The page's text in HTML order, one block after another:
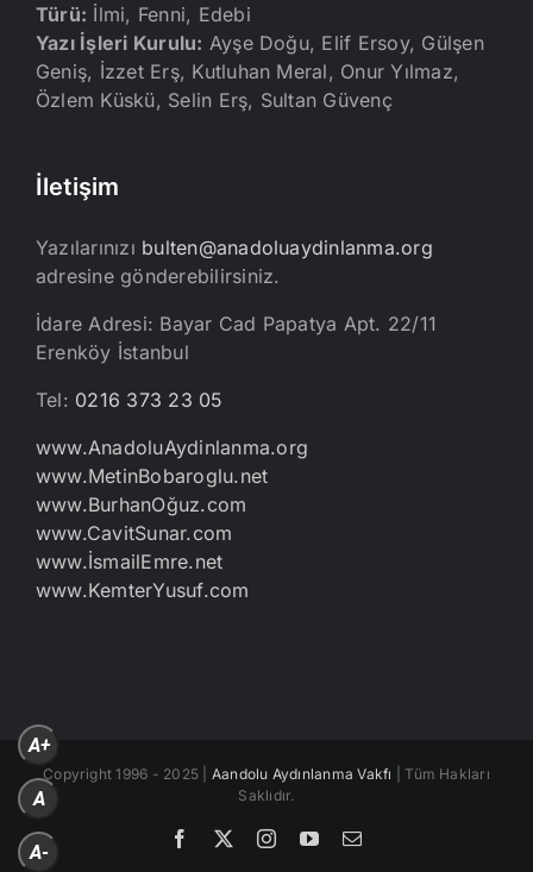
Türü: İlmi, Fenni, Edebi
Yazı İşleri Kurulu: Ayşe Doğu, Elif Ersoy, Gülşen
Geniş, İzzet Erş, Kutluhan Meral, Onur Yılmaz,
Özlem Küskü, Selin Erş, Sultan Güvenç
İletişim
Yazılarınızı bulten@anadoluaydinlanma.org
adresine gönderebilirsiniz.
İdare Adresi: Bayar Cad Papatya Apt. 22/11
Erenköy İstanbul
Tel: 0216 373 23 05
www.AnadoluAydinlanma.org
www.MetinBobaroglu.net
www.BurhanOğuz.com
www.CavitSunar.com
www.İsmailEmre.net
www.KemterYusuf.com
Copyright 1996 - 2025 | Aandolu Aydınlanma Vakfı
| Tüm Hakları
Saklıdır.
Facebook
X Instagram
YouTube
E-
A+
A
A-